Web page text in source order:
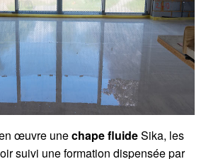
œuvre unechape fluideSika, les
suivi une formation dispensée par